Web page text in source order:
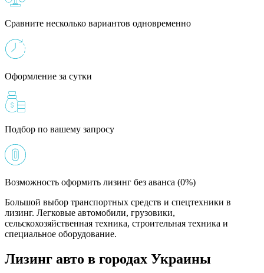
Сравните несколько вариантов одновременно
Оформление за сутки
Подбор по вашему запросу
Возможность оформить лизинг без аванса (0%)
Большой выбор транспортных средств и спецтехники в
лизинг. Легковые автомобили, грузовики,
сельскохозяйственная техника, строительная техника и
специальное оборудование.
Лизинг авто в городах Украины